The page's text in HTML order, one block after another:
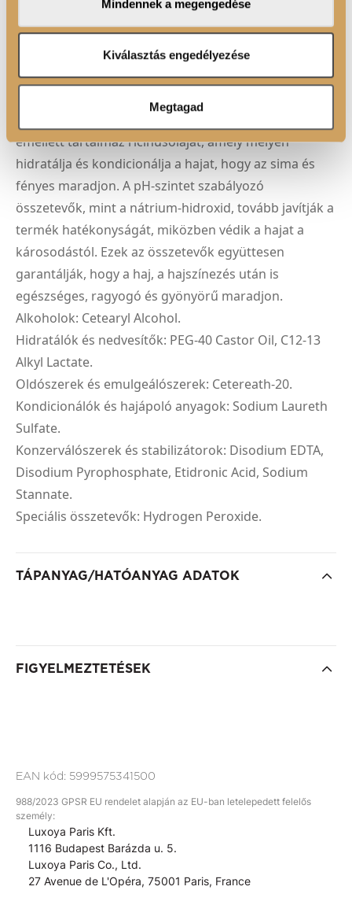
adatait, akik kombinálhatják az adatokat más olyan
adatokkal, amelyeket Ön adott meg számukra vagy az
Ön által használt más szolgáltatásokból gyűjtöttek.
Mindennek a megengedése
Kiválasztás engedélyezése
Megtagad
A színelőhívó kiemelt összetevői közé tartozik a
megbízható és egyenletes kialakulását. A formula
emellett tartalmaz ricinusolajat, amely mélyen
hidratálja és kondicionálja a hajat, hogy az sima és
fényes maradjon. A pH-szintet szabályozó
összetevők, mint a nátrium-hidroxid, tovább javítják a
termék hatékonyságát, miközben védik a hajat a
károsodástól. Ezek az összetevők együttesen
garantálják, hogy a haj, a hajszínezés után is
egészséges, ragyogó és gyönyörű maradjon.
Alkoholok: Cetearyl Alcohol.
Hidratálók és nedvesítők: PEG-40 Castor Oil, C12-13
Alkyl Lactate.
Oldószerek és emulgeálószerek: Cetereath-20.
Kondicionálók és hajápoló anyagok: Sodium Laureth
Sulfate.
Konzerválószerek és stabilizátorok: Disodium EDTA,
Disodium Pyrophosphate, Etidronic Acid, Sodium
Stannate.
Speciális összetevők: Hydrogen Peroxide.
TÁPANYAG/HATÓANYAG ADATOK
FIGYELMEZTETÉSEK
EAN kód: 5999575341500
988/2023 GPSR EU rendelet alapján az EU-ban letelepedett felelős
személy:
Luxoya Paris Kft.
1116 Budapest Barázda u. 5.
Luxoya Paris Co., Ltd.
27 Avenue de L'Opéra, 75001 Paris, France